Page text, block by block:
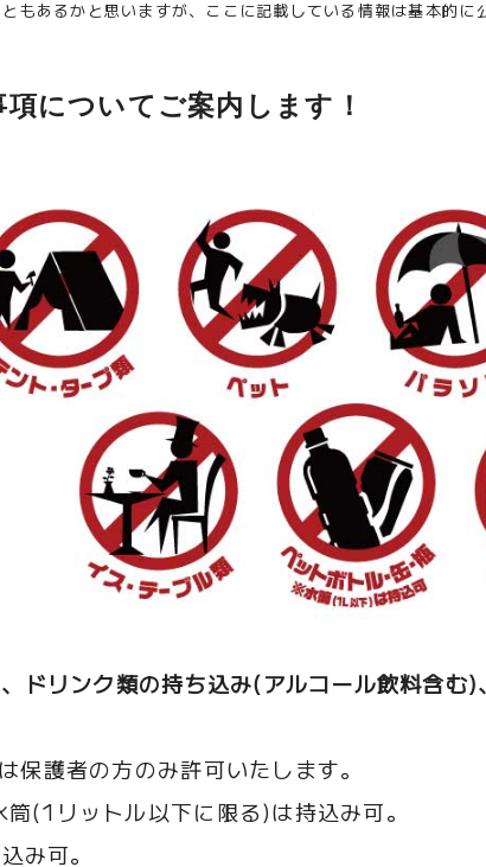
もあるかと思いますが、ここに記載している情報は基本的に
についてご案内します！
ドリンク類の持ち込み(アルコール飲料含む)
護者の方のみ許可いたします。
(1リットル以下に限る)は持込み可。
み可。